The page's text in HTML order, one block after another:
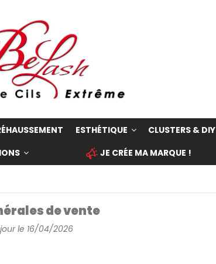
ESTHÉTIQUE CLUSTERS & DIY
JE CRÉE MA MARQUE !
de vente
le 16/04/2026